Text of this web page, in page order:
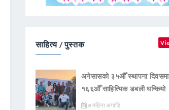
साहित्य / पुस्तक
अनेसासको ३५औँ स्थापना दिवसमा
१६६औँ साहित्यिक डबली घन्कियाे
७ महिना अगाडि